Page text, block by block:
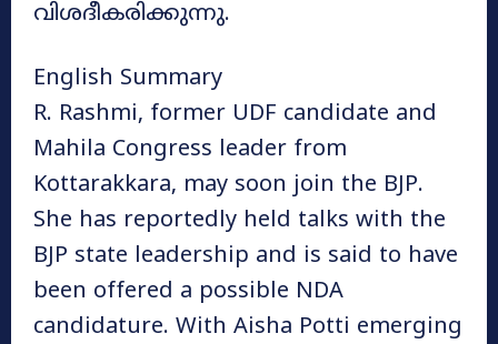
വിശദീകരിക്കുന്നു.
English Summary
R. Rashmi, former UDF candidate and
Mahila Congress leader from
Kottarakkara, may soon join the BJP.
She has reportedly held talks with the
BJP state leadership and is said to have
been offered a possible NDA
candidature. With Aisha Potti emerging